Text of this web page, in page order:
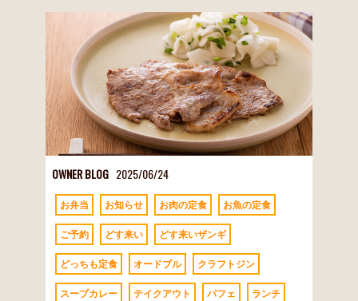
OWNER BLOG 2025/06/24
お弁当 お知らせ お肉の定食 お魚の定食
ご予約 どす来い どす来いザンギ
どっちも定食 オードブル クラフトジン
スープカレー テイクアウト パフェ ランチ